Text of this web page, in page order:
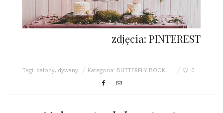
zdjęcia: PINTEREST
Tagi: balony, dywany Kategoria: BUTTERFLY BOOK 0